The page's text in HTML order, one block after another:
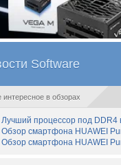
Software
в обзорах
Лучший процессор под DDR4
Обзор смартфона HUAWEI
Обзор смартфона HUAWEI